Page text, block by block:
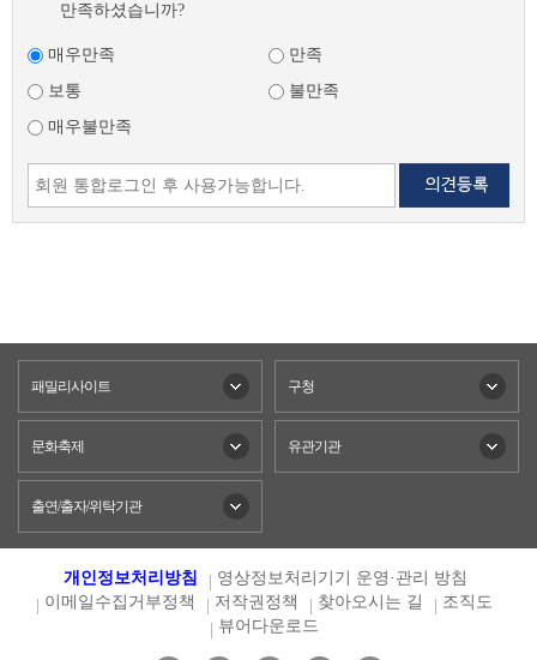
만족하셨습니까?
매우만족
만족
보통
불만족
매우불만족
패밀리사이트 구청
문화축제 유관기관
출연/출자/위탁기관
개인정보처리방침
영상정보처리기기 운영·관리 방침
이메일수집거부정책
저작권정책 찾아오시는 길
조직도
뷰어다운로드